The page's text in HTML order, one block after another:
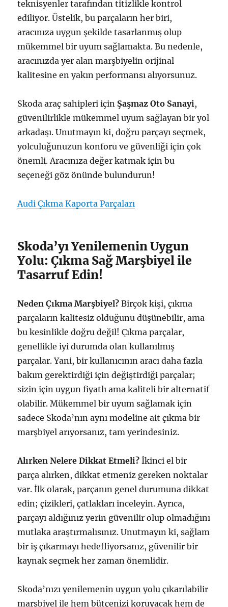
teknisyenler tarafından titizlikle kontrol
ediliyor. Üstelik, bu parçaların her biri,
aracınıza uygun şekilde tasarlanmış olup
mükemmel bir uyum sağlamakta. Bu nedenle,
aracınızda yer alan marşbiyelin orijinal
kalitesine en yakın performansı alıyorsunuz.
Skoda araç sahipleri için Şaşmaz Oto Sanayi,
güvenilirlikle mükemmel uyum sağlayan bir yol
arkadaşı. Unutmayın ki, doğru parçayı seçmek,
yolculuğunuzun konforu ve güvenliği için çok
önemli. Aracınıza değer katmak için bu
seçeneği göz önünde bulundurun!
Audi Çıkma Kaporta Parçaları
Skoda’yı Yenilemenin Uygun
Yolu: Çıkma Sağ Marşbiyel ile
Tasarruf Edin!
Neden Çıkma Marşbiyel? Birçok kişi, çıkma
parçaların kalitesiz olduğunu düşünebilir, ama
bu kesinlikle doğru değil! Çıkma parçalar,
genellikle iyi durumda olan kullanılmış
parçalar. Yani, bir kullanıcının aracı daha fazla
bakım gerektirdiği için değiştirdiği parçalar;
sizin için uygun fiyatlı ama kaliteli bir alternatif
olabilir. Mükemmel bir uyum sağlamak için
sadece Skoda’nın aynı modeline ait çıkma bir
marşbiyel arıyorsanız, tam yerindesiniz.
Alırken Nelere Dikkat Etmeli? İkinci el bir
parça alırken, dikkat etmeniz gereken noktalar
var. İlk olarak, parçanın genel durumuna dikkat
edin; çizikleri, çatlakları inceleyin. Ayrıca,
parçayı aldığınız yerin güvenilir olup olmadığını
mutlaka araştırmalısınız. Unutmayın ki, sağlam
bir iş çıkarmayı hedefliyorsanız, güvenilir bir
kaynak seçmek her zaman önemlidir.
Skoda’nızı yenilemenin uygun yolu çıkarılabilir
marşbiyel ile hem bütçenizi koruyacak hem de